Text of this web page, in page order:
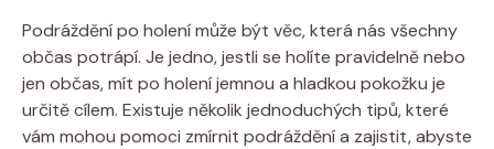
Podráždění po holení může být věc, která nás všechny
občas potrápí. Je jedno, jestli se holíte pravidelně nebo
jen občas, mít po holení jemnou a hladkou pokožku je
určitě cílem. Existuje několik jednoduchých tipů, které
vám mohou pomoci zmírnit podráždění a zajistit, abyste